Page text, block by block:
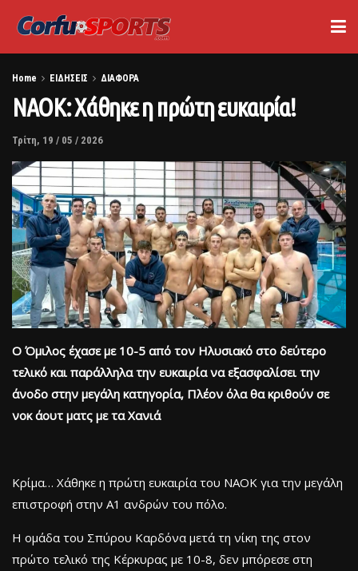
Home ΕΙΔΗΣΕΙΣ ΔΙΑΦΟΡΑ
ΝΑΟΚ: Χάθηκε η πρώτη ευκαιρία!
Τρίτη, 19 / 05 / 2026
Ο Όμιλος έχασε με 10-5 από τον Ηλυσιακό στο δεύτερο
τελικό και παράλληλα την ευκαιρία να εξασφαλίσει την
άνοδο στην μεγάλη κατηγορία, Πλέον όλα θα κριθούν σε
νοκ άουτ ματς με τα Χανιά
Κρίμα… Χάθηκε η πρώτη ευκαιρία του ΝΑΟΚ για την μεγάλη
επιστροφή στην Α1 ανδρών του πόλο.
Η ομάδα του Σπύρου Καρδόνα μετά τη νίκη της στον
πρώτο τελικό της Κέρκυρας με 10-8, δεν μπόρεσε στη